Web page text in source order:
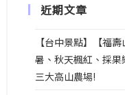
近期文章
【台中景點】【福
暑、秋天楓紅、採
三大高山農場!